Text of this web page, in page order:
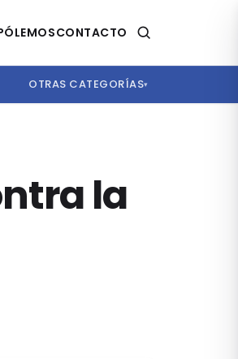
CONTACTO
OTRAS CATEGORÍAS▾
la